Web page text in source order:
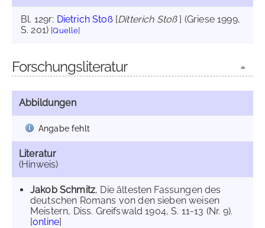
Bl. 129r: Dietrich Stoß[Ditterich Stoß] (Griese 1999,
S. 201) [Quelle]
Forschungsliteratur
Abbildungen
Angabe fehlt
Literatur
(Hinweis)
Jakob Schmitz, Die ältesten Fassungen des
deutschen Romans von den sieben weisen
Meistern, Diss. Greifswald 1904, S. 11-13 (Nr. 9).
[online]